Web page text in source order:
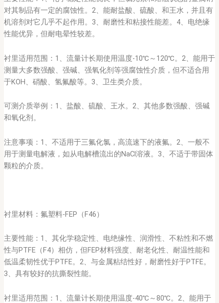
对其制品有一定的腐蚀性。2、能耐盐酸、硫酸、和王水，并且有
机溶剂对它几乎不起作用。3、耐磨性和粘接性能差。4、电绝缘
性能优异，但耐电晕性较差。
衬里适用范围：1、流量计长期使用温度-10℃～120℃。2、能用于
测量大多数强酸、强碱、强氧化剂等强腐蚀性介质，但不适合用
于KOH、硝酸、氢氟酸等。3、卫生类介质。
可测介质举例：1、盐酸、硫酸、王水。2、其他多数强酸、强碱
和氧化剂。
注意事项：1、不适用于三氟化氯，高流速下的液氟。2、一般不
用于测量电解液，如从电解槽流出的NaCl溶液。3、不适于带固体
颗粒的介质。
衬里材料：氟塑料-FEP（F46）
主要性能：1、其化学稳定性、电绝缘性、润滑性、不粘性和不燃
性与PTFE（F4）相仿，但FEP材料强度、耐老化性、耐温性能和
低温柔韧性优于PTFE。2、与金属粘结性好，耐磨性好于PTFE。
3、具有较好的抗撕裂性能。
衬里适用范围：1、流量计长期使用温度-40℃～80℃。2、能用于